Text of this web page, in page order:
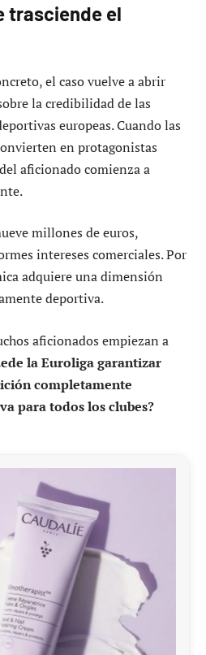
trasciende el
el caso vuelve a abrir
la credibilidad de las
europeas. Cuando las
en protagonistas
aficionado comienza a
millones de euros,
intereses comerciales. Por
adquiere una dimensión
deportiva.
aficionados empiezan a
la Euroliga garantizar
completamente
para todos los clubes?